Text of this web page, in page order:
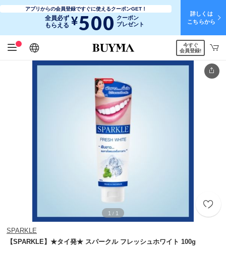
アプリからの会員登録ですぐに使えるクーポンGET！
全員必ず
もらえる ¥500 クーポン
プレゼント
詳しくは
こちらから
日本語
English
简体中文
繁體中文
今すぐ
会員登録!
1 / 1
SPARKLE
【SPARKLE】★タイ発★ スパークル フレッシュホワイト 100g